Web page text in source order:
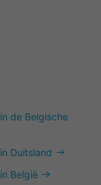
de Belgische
Duitsland
België